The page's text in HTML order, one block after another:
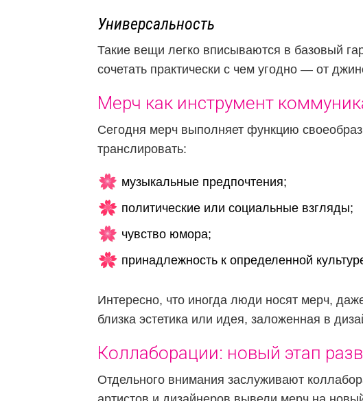
Универсальность
Такие вещи легко вписываются в базовый
сочетать практически с чем угодно — от
Мерч как инструмент
Сегодня мерч выполняет функцию
транслировать:
музыкальные предпочтения;
политические или социальные взгляды;
чувство юмора;
принадлежность к определенной
Интересно, что иногда люди носят мерч,
близка эстетика или идея, заложенная в
Коллаборации: новый этап
Отдельного внимания заслуживают